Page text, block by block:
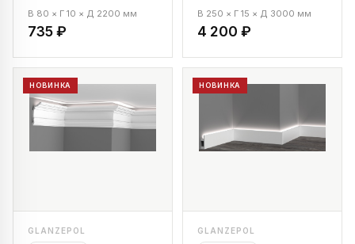
В 80 × Г 10 × Д 2200 мм
735 ₽
В 250 × Г 15 × Д 3000 мм
4 200 ₽
НОВИНКА
GLANZEPOL
НОВИНКА
GLANZEPOL